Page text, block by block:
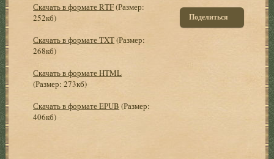
Скачать в формате RTF(Размер:
252кб)
Скачать в формате TXT(Размер:
268кб)
Скачать в формате HTML
(Размер: 273кб)
Скачать в формате EPUB (Размер:
406кб)
Поделиться